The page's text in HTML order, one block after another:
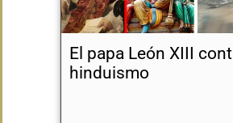
El papa León XIII
hinduismo